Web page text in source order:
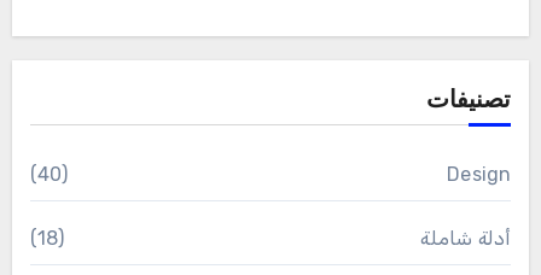
تصنيفات
Design
(40)
أدلة شاملة (18)